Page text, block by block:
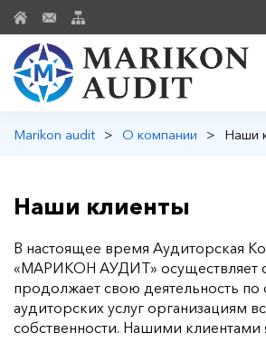
Marikon audit > О компании > Наши
Наши клиенты
В настоящее время Аудиторская
«МАРИКОН АУДИТ» осуществляет
продолжает свою деятельность по
аудиторских услуг организациям
собственности. Нашими клиентами